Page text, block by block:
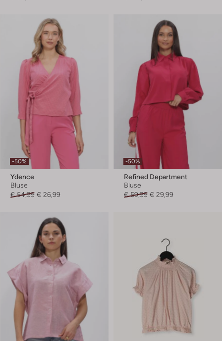
-50%
Ydence
Bluse
€ 54,99 € 26,99
-50%
Refined Department
Bluse
€ 59,99 € 29,99